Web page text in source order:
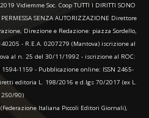
Vidiemme Soc. Coop TUTTI I DIRITTI SONO
SENZA AUTORIZZAZIONE Direttore
Direzione e Redazione: piazza Sordello,
- R.E.A. 0207279 (Mantova) iscrizione al
al n. 25 del 30/11/1992 - iscrizione al ROC:
1159 - Pubblicazione online: ISSN 2465-
editoria L. 198/2016 e d.lgs 70/2017 (ex L.
250/90)
Italiana Piccoli Editori Giornali),